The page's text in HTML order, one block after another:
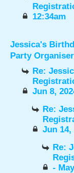
12:34am
Jessica's
Party
Re:
Jun 8,
Re:
Jun 14,
Re:
-